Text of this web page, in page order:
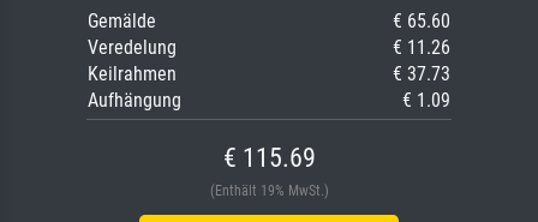
Gemälde
€ 65.60
Veredelung
€ 11.26
Keilrahmen
€ 37.73
Aufhängung
€ 1.09
€ 115.69
(Enthält 19% MwSt.)